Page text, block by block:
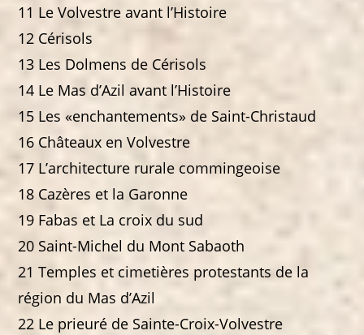
11 Le Volvestre avant l’Histoire
12 Cérisols
13 Les Dolmens de Cérisols
14 Le Mas d’Azil avant l’Histoire
15 Les «enchantements» de Saint-Christaud
16 Châteaux en Volvestre
17 L’architecture rurale commingeoise
18 Cazères et la Garonne
19 Fabas et La croix du sud
20 Saint-Michel du Mont Sabaoth
21 Temples et cimetières protestants de la
région du Mas d’Azil
22 Le prieuré de Sainte-Croix-Volvestre